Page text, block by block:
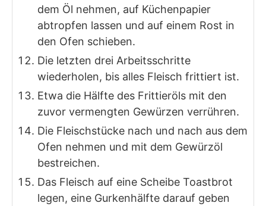
dem Öl nehmen, auf Küchenpapier
abtropfen lassen und auf einem Rost in
den Ofen schieben.
Die letzten drei Arbeitsschritte
wiederholen, bis alles Fleisch frittiert ist.
Etwa die Hälfte des Frittieröls mit den
zuvor vermengten Gewürzen verrühren.
Die Fleischstücke nach und nach aus dem
Ofen nehmen und mit dem Gewürzöl
bestreichen.
Das Fleisch auf eine Scheibe Toastbrot
legen, eine Gurkenhälfte darauf geben